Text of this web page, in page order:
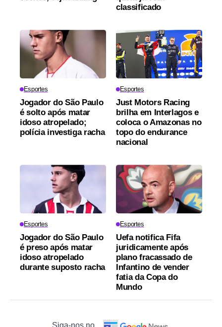
classificado
Esportes
Jogador do São Paulo
é solto após matar
idoso atropelado;
polícia investiga racha
Esportes
Just Motors Racing
brilha em Interlagos e
coloca o Amazonas no
topo do endurance
nacional
Esportes
Jogador do São Paulo
é preso após matar
idoso atropelado
durante suposto racha
Esportes
Uefa notifica Fifa
juridicamente após
plano fracassado de
Infantino de vender
fatia da Copa do
Mundo
Siga-nos no